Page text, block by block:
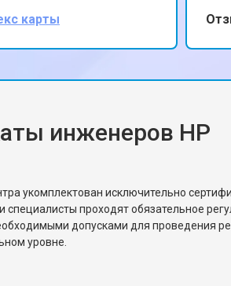
мой ноутбук
Особенно
ремонт был
карты
инженеров HP
укомплектован исключительно
проходят обязательное
допусками для проведения
уровне.